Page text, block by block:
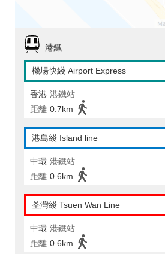
港鐵
機場快綫 Airport Express
香港 港鐵站
距離 0.7km
港島綫 Island line
中環 港鐵站
距離 0.6km
荃灣綫 Tsuen Wan Line
中環 港鐵站
距離 0.6km